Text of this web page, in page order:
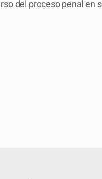
del proceso penal en